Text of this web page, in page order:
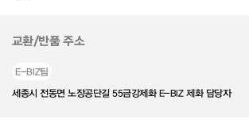
교환/반품 주소
E-BIZ팀
세종시 전동면 노장공단길 55금강제화 E-BIZ 제화 담당자